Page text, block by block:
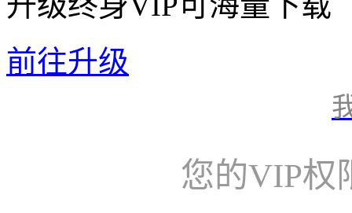
前往升级
您的VIP权